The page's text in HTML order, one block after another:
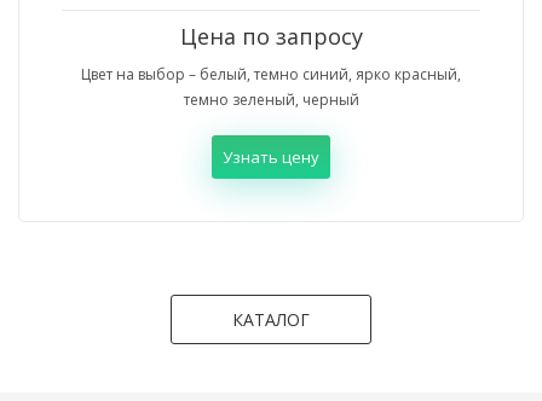
Цена по запросу
Цвет на выбор – белый, темно синий, ярко красный,
темно зеленый, черный
Узнать цену
КАТАЛОГ